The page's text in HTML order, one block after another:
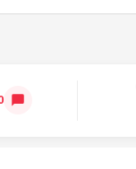
0